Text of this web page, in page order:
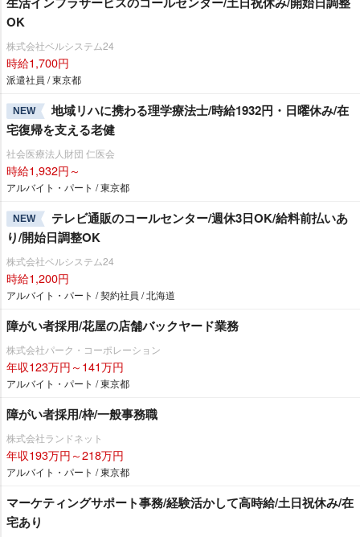
OK
株式会社ベルシステム24
時給1,700円
派遣社員 / 東京都
NEW
地域リハに携わる理学療法士/時給1932円・日曜休み/在
宅復帰を支える老健
社会医療法人財団 仁医会
時給1,932円～
アルバイト・パート / 東京都
NEW
テレビ通販のコールセンター/週休3日OK/給料前払いあ
り/開始日調整OK
株式会社ベルシステム24
時給1,200円
アルバイト・パート / 契約社員 / 北海道
障がい者採用/花屋の店舗バックヤード業務
株式会社パーク・コーポレーション
年収123万円～141万円
アルバイト・パート / 東京都
障がい者採用/枠/一般事務職
株式会社ランドネット
年収193万円～218万円
アルバイト・パート / 東京都
マーケティングサポート事務/経験活かして高時給/土日祝休み/在
宅あり